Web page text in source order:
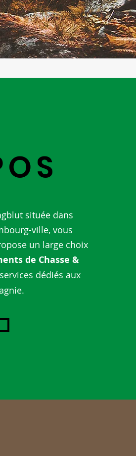
située dans
ville, vous
un large choix
de Chasse &
dédiés aux